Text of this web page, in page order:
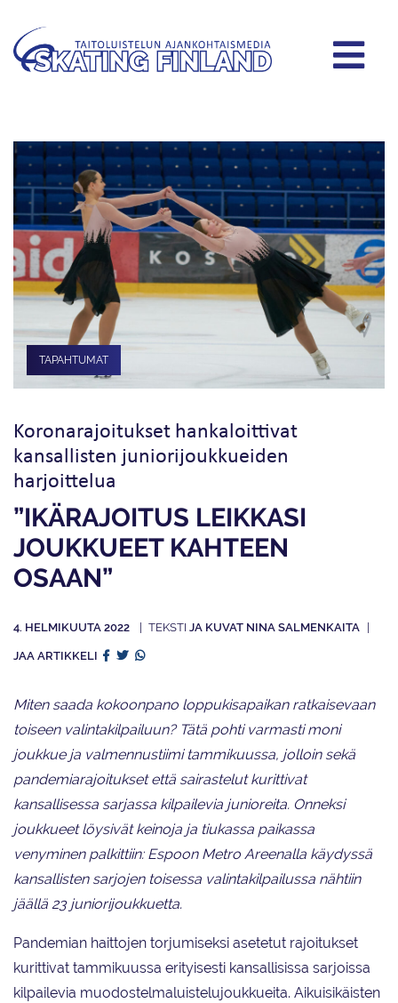
TAPAHTUMAT
Koronarajoitukset hankaloittivat
kansallisten juniorijoukkueiden
harjoittelua
”IKÄRAJOITUS LEIKKASI
JOUKKUEET KAHTEEN
OSAAN”
4. HELMIKUUTA 2022 JA KUVAT NINA SALMENKAITA
JAA ARTIKKELI
Miten saada kokoonpano loppukisapaikan ratkaisevaan
toiseen valintakilpailuun? Tätä pohti varmasti moni
joukkue ja valmennustiimi tammikuussa, jolloin sekä
pandemiarajoitukset että sairastelut kurittivat
kansallisessa sarjassa kilpailevia junioreita. Onneksi
joukkueet löysivät keinoja ja tiukassa paikassa
venyminen palkittiin: Espoon Metro Areenalla käydyssä
kansallisten sarjojen toisessa valintakilpailussa nähtiin
jäällä 23 juniorijoukkuetta.
Pandemian haittojen torjumiseksi asetetut rajoitukset
kurittivat tammikuussa erityisesti kansallisissa sarjoissa
kilpailevia muodostelmaluistelujoukkueita. Aikuisikäisten